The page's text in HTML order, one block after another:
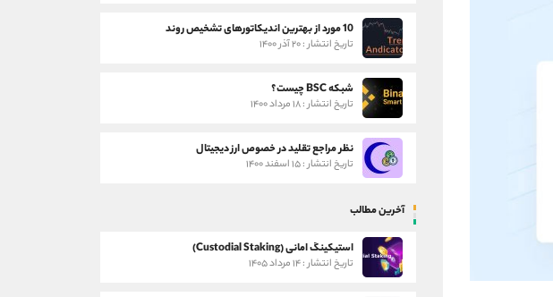
10 مورد از بهترین اندیکاتورهای تشخیص روند
تاریخ انتشار : ۲۰ آذر ۱۴۰۰
شبکه BSC چیست؟
تاریخ انتشار : ۱۸ مرداد ۱۴۰۰
نظر مراجع تقلید در خصوص ارز دیجیتال
تاریخ انتشار : ۱۵ اسفند ۱۴۰۰
آخرین مطالب
استیکینگ امانی (Custodial Staking)
تاریخ انتشار : ۱۴ مرداد ۱۴۰۵